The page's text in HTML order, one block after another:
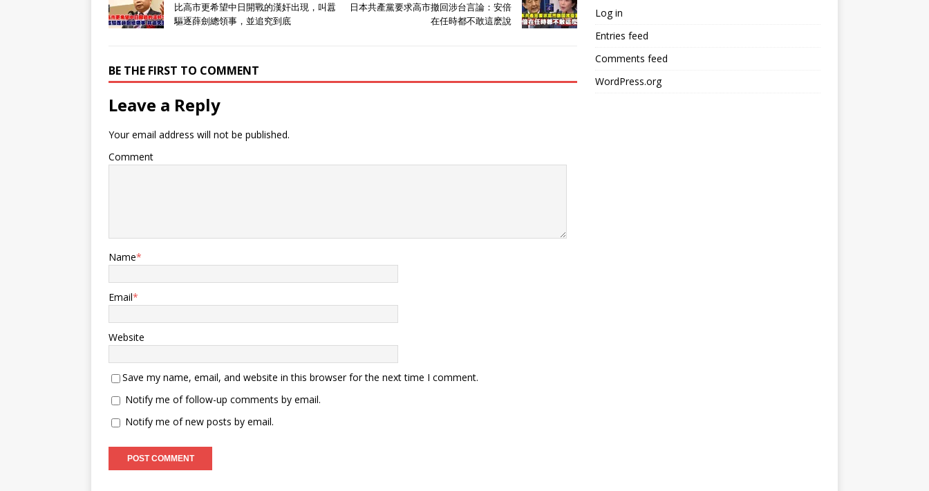
比高市更希望中日開戰的漢奸出現，叫囂
驅逐薛劍總領事，並追究到底
日本共產黨要求高市撤回涉台言論：安倍
在任時都不敢這麽說
BE THE FIRST TO COMMENT
Leave a Reply
Your email address will not be published.
Comment
Name*
Email*
Website
Save my name, email, and website in this browser for the next time I comment.
Notify me of follow-up comments by email.
Notify me of new posts by email.
Log in
Entries feed
Comments feed
WordPress.org